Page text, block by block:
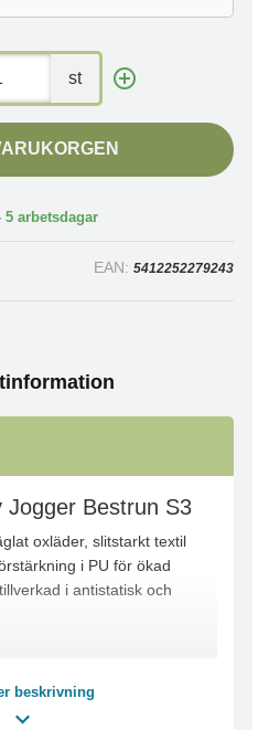
st
5 arbetsdagar
EAN: 5412252279243
Jogger Bestrun S3
oxläder, slitstarkt textil
i PU för ökad
i antistatisk och
i stål
beskrivning